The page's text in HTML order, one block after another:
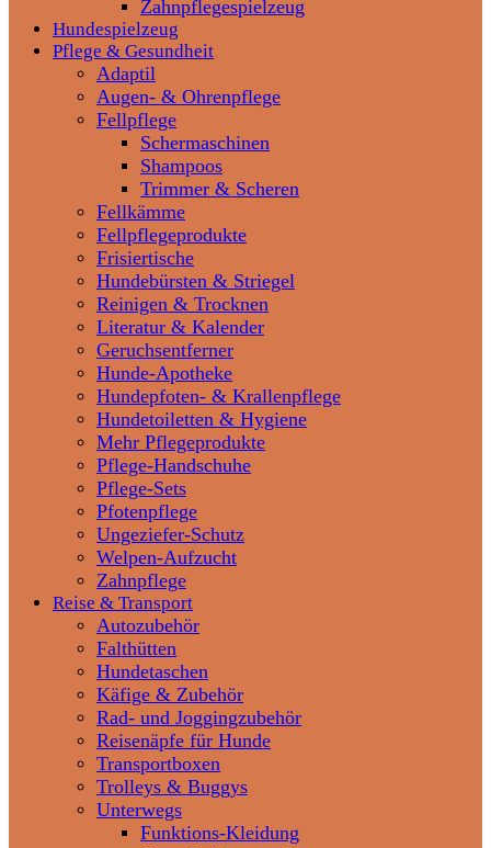
Zahnpflegespielzeug
Hundespielzeug
Pflege & Gesundheit
Adaptil
Augen- & Ohrenpflege
Fellpflege
Schermaschinen
Shampoos
Trimmer & Scheren
Fellkämme
Fellpflegeprodukte
Frisiertische
Hundebürsten & Striegel
Reinigen & Trocknen
Literatur & Kalender
Geruchsentferner
Hunde-Apotheke
Hundepfoten- & Krallenpflege
Hundetoiletten & Hygiene
Mehr Pflegeprodukte
Pflege-Handschuhe
Pflege-Sets
Pfotenpflege
Ungeziefer-Schutz
Welpen-Aufzucht
Zahnpflege
Reise & Transport
Autozubehör
Falthütten
Hundetaschen
Käfige & Zubehör
Rad- und Joggingzubehör
Reisenäpfe für Hunde
Transportboxen
Trolleys & Buggys
Unterwegs
Funktions-Kleidung